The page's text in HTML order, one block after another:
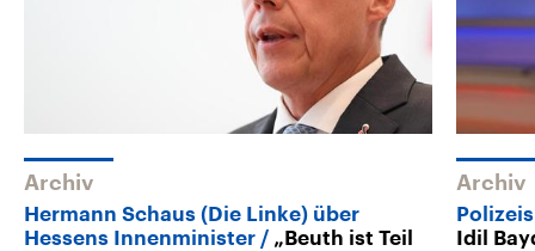
Archiv
Hermann Schaus (Die Linke) über
Hessens Innenminister
„Beuth ist Teil
Archiv
Idil